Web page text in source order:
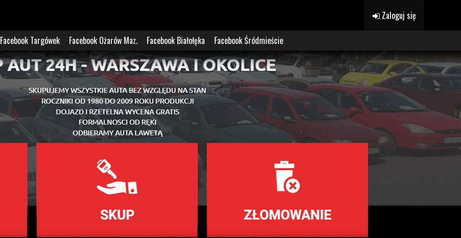
Zaloguj się
Facebook Targówek Facebook Ożarów Maz. Facebook Białołęka Facebook Śródmieście